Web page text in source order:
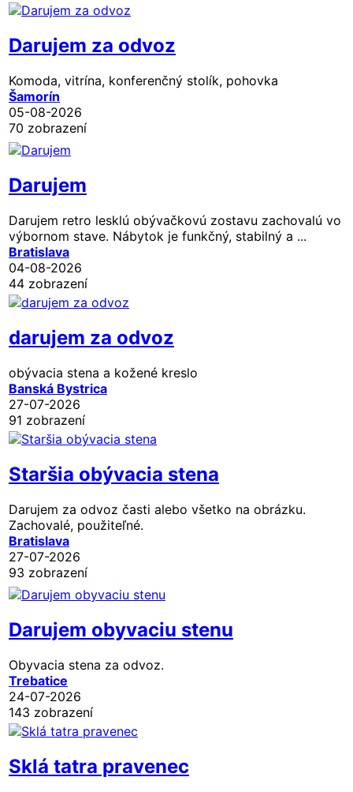
Darujem za odvoz
Komoda, vitrína, konferenčný stolík, pohovka
Šamorín
05-08-2026
70 zobrazení
Darujem
Darujem retro lesklú obývačkovú zostavu zachovalú vo
výbornom stave. Nábytok je funkčný, stabilný a ...
Bratislava
04-08-2026
44 zobrazení
darujem za odvoz
obývacia stena a kožené kreslo
Banská Bystrica
27-07-2026
91 zobrazení
Staršia obývacia stena
Darujem za odvoz časti alebo všetko na obrázku.
Zachovalé, použiteľné.
Bratislava
27-07-2026
93 zobrazení
Darujem obyvaciu stenu
Obyvacia stena za odvoz.
Trebatice
24-07-2026
143 zobrazení
Sklá tatra pravenec